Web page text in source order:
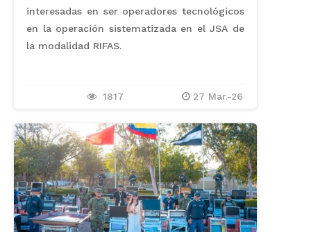
interesadas en ser operadores tecnológicos
en la operación sistematizada en el JSA de
la modalidad RIFAS.
1817 27 Mar.-26